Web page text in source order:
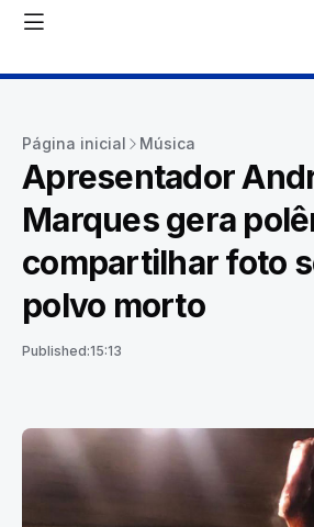
Página inicial Música
Apresentador
Marques gera
compartilhar foto
polvo morto
Published:15:13